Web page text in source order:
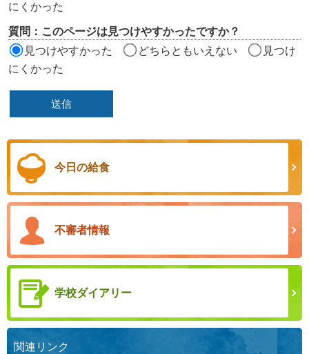
にくかった
質問：このページは見つけやすかったですか？
見つけやすかった
どちらともいえない
見つけ
にくかった
今日の給食
不審者情報
学校ダイアリー
関連リンク